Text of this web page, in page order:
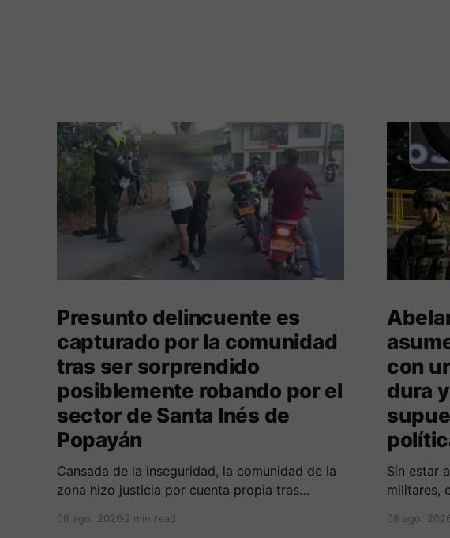
Presunto delincuente es
capturado por la comunidad
tras ser sorprendido
posiblemente robando por el
sector de Santa Inés de
Popayán
Cansada de la inseguridad, la comunidad de la
zona hizo justicia por cuenta propia tras
sector de la comuna cuatro. La gente pedía que
08 ago. 2026 2 min read
con
dura
Sin estar
militares,
ilegales
08 ago.